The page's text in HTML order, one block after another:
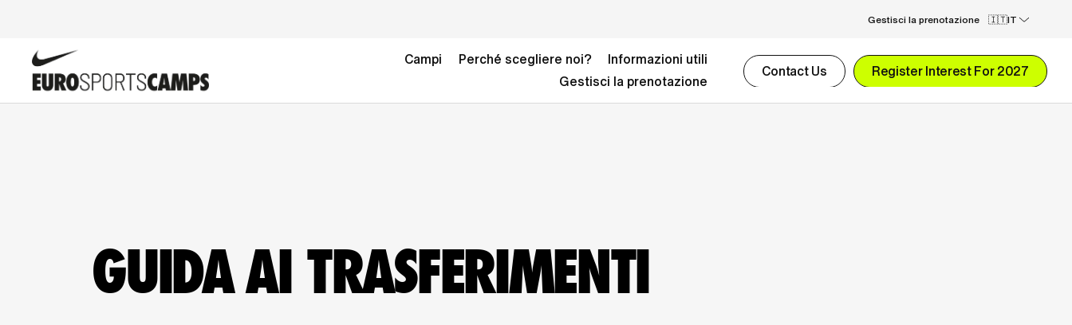
Gestisci la prenotazione IT
Campi Perché scegliere noi?
Informazioni utili
Gestisci la prenotazione
Contact Us Register Interest For 2027
GUIDA AI TRASFERIMENTI